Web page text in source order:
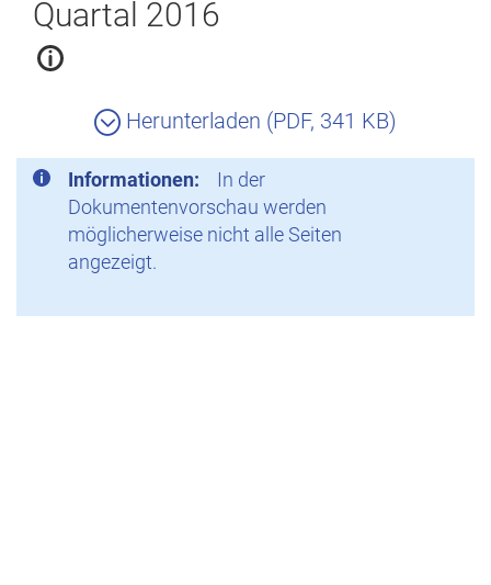
Quartal 2016
Herunterladen (PDF, 341 KB)
Informationen:
In der
Dokumentenvorschau werden
möglicherweise nicht alle Seiten
angezeigt.